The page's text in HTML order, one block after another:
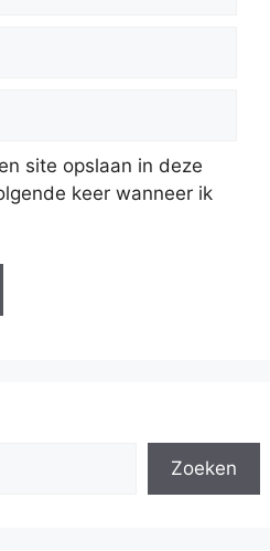
site opslaan in deze
keer wanneer ik
Zoeken